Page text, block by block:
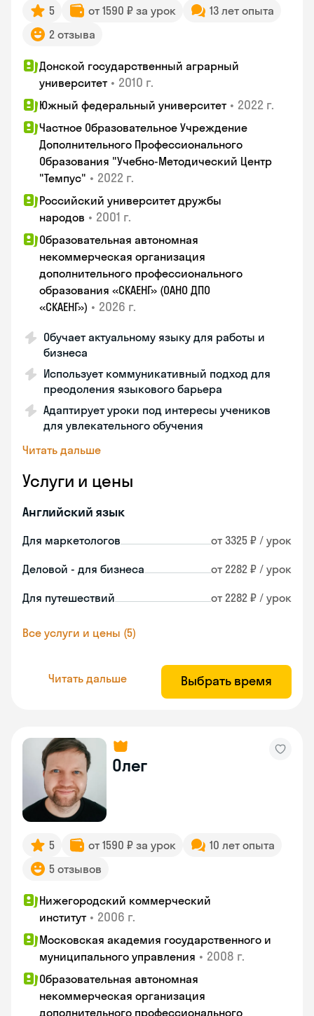
5 от 1590 ₽ за урок
13 лет опыта
2 отзыва
Донской государственный аграрный
университет • 2010 г.
Южный федеральный университет • 2022 г.
Частное Образовательное Учреждение
Дополнительного Профессионального
Образования "Учебно-Методический Центр
"Темпус" • 2022 г.
Российский университет дружбы
народов • 2001 г.
Образовательная автономная
некоммерческая организация
дополнительного профессионального
образования «СКАЕНГ» (ОАНО ДПО
«СКАЕНГ») • 2026 г.
Обучает актуальному языку для работы и
бизнеса
Использует коммуникативный подход для
преодоления языкового барьера
Адаптирует уроки под интересы учеников
для увлекательного обучения
Читать дальше
Услуги и цены
Английский язык
Для маркетологов от 3325 ₽ / урок
Деловой - для бизнеса от 2282 ₽ / урок
Для путешествий от 2282 ₽ / урок
Все услуги и цены (5)
Читать дальше Выбрать время
Олег
5 от 1590 ₽ за урок
10 лет опыта
5 отзывов
Нижегородский коммерческий
институт • 2006 г.
Московская академия государственного и
муниципального управления • 2008 г.
Образовательная автономная
некоммерческая организация
дополнительного профессионального